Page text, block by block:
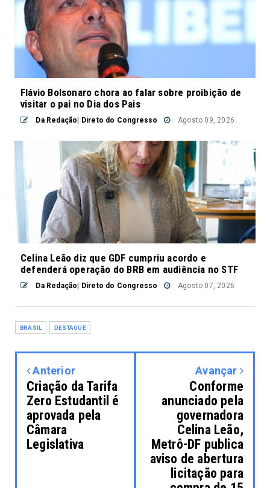
Flávio Bolsonaro chora ao falar sobre proibição de
visitar o pai no Dia dos Pais
Da Redação| Direto do Congresso Agosto 09, 2026
Celina Leão diz que GDF cumpriu acordo e
defenderá operação do BRB em audiência no STF
Da Redação| Direto do Congresso Agosto 07, 2026
BRASIL DESTAQUE
Anterior
Criação da Tarifa
Zero Estudantil é
aprovada pela
Câmara
Legislativa
Avançar
Conforme
anunciado pela
governadora
Celina Leão,
Metrô-DF publica
aviso de abertura
licitação para